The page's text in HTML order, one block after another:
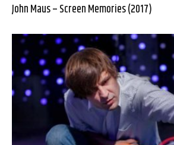
John Maus – Screen Memories (2017)